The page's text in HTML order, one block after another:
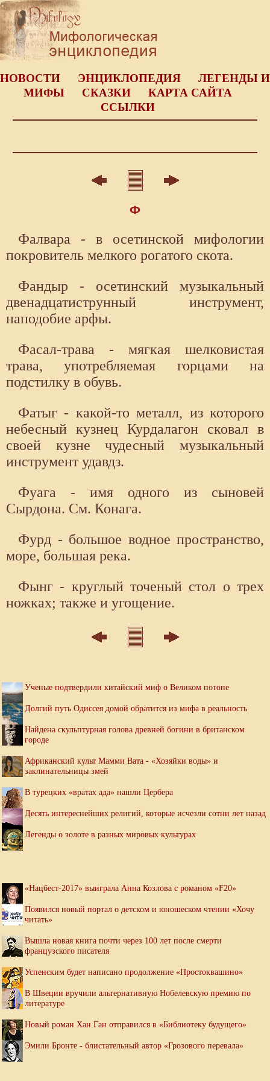
НОВОСТИ ЭНЦИКЛОПЕДИЯ
ЛЕГЕНДЫ И
МИФЫ
СКАЗКИ
КАРТА САЙТА
ССЫЛКИ
Ф
Фалвара - в осетинской мифологии
покровитель мелкого рогатого скота.
Фандыр - осетинский музыкальный
двенадцатиструнный инструмент,
наподобие арфы.
Фасал-трава - мягкая шелковистая
трава, употребляемая горцами на
подстилку в обувь.
Фатыг - какой-то металл, из которого
небесный кузнец Курдалагон сковал в
своей кузне чудесный музыкальный
инструмент удавдз.
Фуага - имя одного из сыновей
Сырдона. См. Конага.
Фурд - большое водное пространство,
море, большая река.
Фынг - круглый точеный стол о трех
ножках; также и угощение.
Ученые подтвердили китайский миф о Великом потопе
Долгий путь Одиссея домой обратится из мифа в реальность
Найдена скульптурная голова древней богини в британском
городе
Африканский культ Мамми Вата - «Хозяйки воды» и
заклинательницы змей
В турецких «вратах ада» нашли Цербера
Десять интереснейших религий, которые исчезли сотни лет назад
Легенды о золоте в разных мировых культурах
«Нацбест-2017» выиграла Анна Козлова с романом «F20»
Появился новый портал о детском и юношеском чтении «Хочу
читать»
Вышла новая книга почти через 100 лет после смерти
французского писателя
Успенским будет написано продолжение «Простоквашино»
В Швеции вручили альтернативную Нобелевскую премию по
литературе
Новый роман Хан Ган отправился в «Библиотеку будущего»
Эмили Бронте - блистательный автор «Грозового перевала»